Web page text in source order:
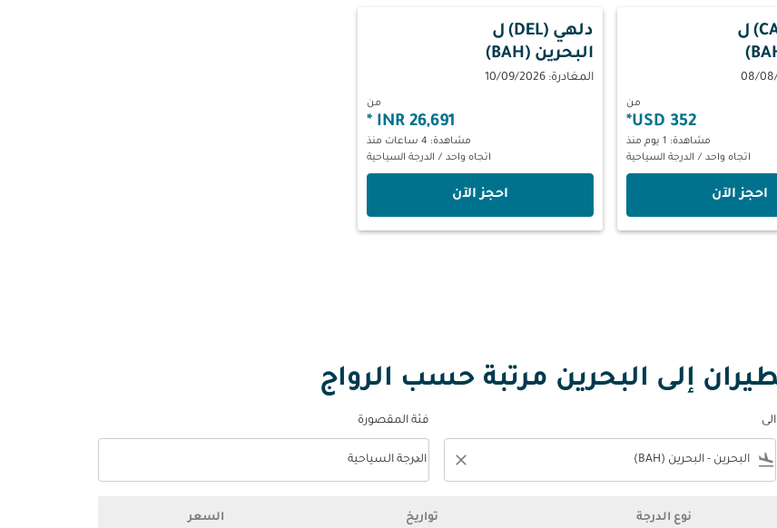
ل
من
352 USD
*
مشاهدة: 1 يوم منذ
اتجاه واحد / الدرجة السياحية
‫احجز الآن‬
دلهي (DEL)
ل
البحرين (BAH)
المغادرة: 10/09/2026
من
26,691 INR
*
مشاهدة: 4 ساعات منذ
اتجاه واحد / الدرجة السياحية
‫احجز الآن‬
إلى البحرين مرتبة حسب الرواج
الى
flight_land
close
فئة المقصورة
فئة المقصورة option الدرجة السياحية Selected
الدرجة السياحية
keyboard_arrow_down
نوع الدرجة تواريخ السعر